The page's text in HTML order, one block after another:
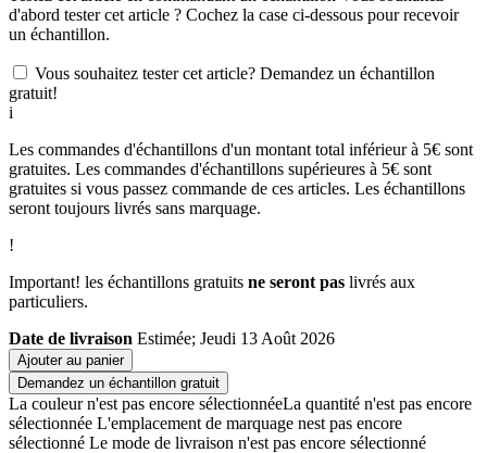
d'abord tester cet article ? Cochez la case ci-dessous pour recevoir
un échantillon.
Vous souhaitez tester cet article? Demandez un échantillon
gratuit!
i
Les commandes d'échantillons d'un montant total inférieur à 5€ sont
gratuites. Les commandes d'échantillons supérieures à 5€ sont
gratuites si vous passez commande de ces articles. Les échantillons
seront toujours livrés sans marquage.
!
Important! les échantillons gratuits ne seront pas livrés aux
particuliers.
Date de livraison Estimée; Jeudi 13 Août 2026
Ajouter au panier
Demandez un échantillon gratuit
La couleur n'est pas encore sélectionnéeLa quantité n'est pas encore
sélectionnée L'emplacement de marquage nest pas encore
sélectionné Le mode de livraison n'est pas encore sélectionné